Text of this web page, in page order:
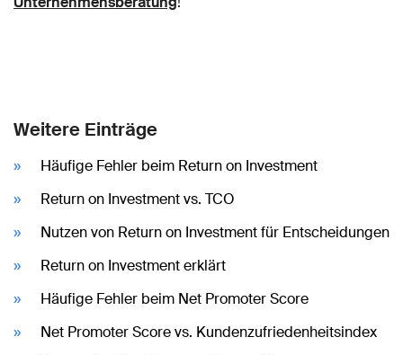
Weitere Einträge
Häufige Fehler beim Return on Investment
Return on Investment vs. TCO
Nutzen von Return on Investment für Entscheidungen
Return on Investment erklärt
Häufige Fehler beim Net Promoter Score
Net Promoter Score vs. Kundenzufriedenheitsindex